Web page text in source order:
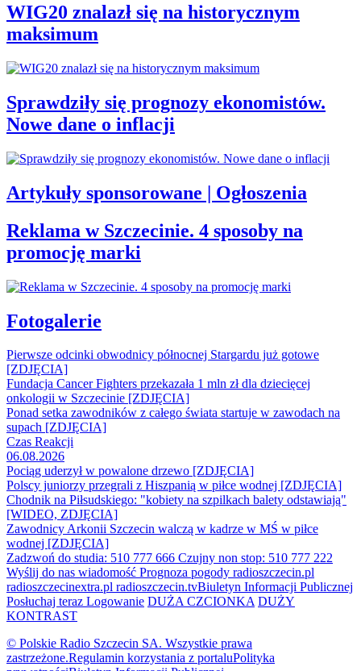
WIG20 znalazł się na historycznym
maksimum
Sprawdziły się prognozy ekonomistów.
Nowe dane o inflacji
Artykuły sponsorowane | Ogłoszenia
Reklama w Szczecinie. 4 sposoby na
promocję marki
Fotogalerie
Pierwsze odcinki obwodnicy północnej Stargardu już gotowe
[ZDJĘCIA]
Fundacja Cancer Fighters przekazała 1 mln zł dla dziecięcej
onkologii w Szczecinie [ZDJĘCIA]
Ponad setka zawodników z całego świata startuje w zawodach na
supach [ZDJĘCIA]
Czas Reakcji
06.08.2026
Pociąg uderzył w powalone drzewo [ZDJĘCIA]
Polscy juniorzy przegrali z Hiszpanią w piłce wodnej [ZDJĘCIA]
Chodnik na Piłsudskiego: "kobiety na szpilkach balety odstawiają"
[WIDEO, ZDJĘCIA]
Zawodnicy Arkonii Szczecin walczą w kadrze w MŚ w piłce
wodnej [ZDJĘCIA]
Zadzwoń do studia: 510 777 666 Czujny non stop: 510 777 222
Wyślij do nas wiadomość Prognoza pogody radioszczecin.pl
radioszczecinextra.pl radioszczecin.tvBiuletyn Informacji Publicznej
Posłuchaj teraz Logowanie DUŻA CZCIONKA DUŻY
KONTRAST
© Polskie Radio Szczecin SA. Wszystkie prawa
zastrzeżone.Regulamin korzystania z portaluPolityka